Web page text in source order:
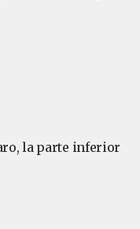
la parte inferior